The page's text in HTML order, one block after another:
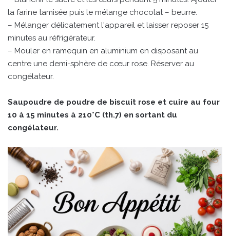
la farine tamisée puis le mélange chocolat – beurre.
– Mélanger délicatement l'appareil et laisser reposer 15
minutes au réfrigérateur.
– Mouler en ramequin en aluminium en disposant au
centre une demi-sphère de cœur rose. Réserver au
congélateur.
Saupoudre de poudre de biscuit rose et cuire au four
10 à 15 minutes à 210°C (th.7) en sortant du
congélateur.